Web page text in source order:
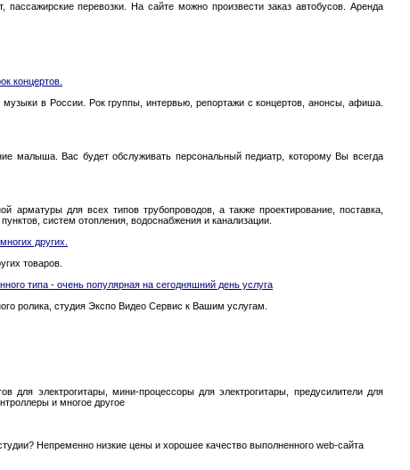
перевозки. На сайте можно произвести заказ автобусов. Аренда
концертов.
в России. Рок группы, интервью, репортажи с концертов, анонсы, афиша.
малыша. Вас будет обслуживать персональный педиатр, которому Вы всегда
арматуры для всех типов трубопроводов, а также проектирование, поставка,
систем отопления, водоснабжения и канализации.
других.
товаров.
типа - очень популярная на сегодняшний день услуга
ролика, студия Экспо Видео Сервис к Вашим услугам.
электрогитары, мини-процессоры для электрогитары, предусилители для
и многое другое
Непременно низкие цены и хорошее качество выполненного web-сайта